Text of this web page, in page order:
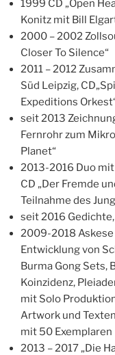
1999 CD „Open
Konitz mit Bill
2000 – 2002
Closer To Silence“
2011 – 2012
Süd Leipzig,
Expeditions
seit 2013
Fernrohr zum
Planet“
2013-2016 Duo
CD „Der Fremde
Teilnahme des
seit 2016
2009-2018 Askese
Entwicklung von
Burma Gong Sets,
Koinzidenz,
mit Solo
Artwork und
mit 50 Exemplaren
2013 – 2017 „Die